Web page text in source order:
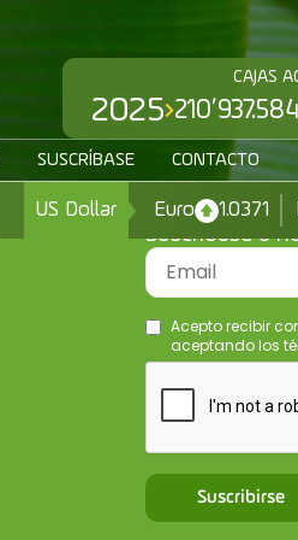
CAJAS
2025 210’937.584
SUSCRÍBASE CONTACTO
US Dollar Euro 1.0371
Suscríbase a
Acepto recibir
aceptando los
Suscribirse